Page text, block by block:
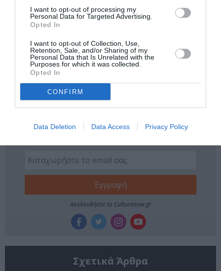
I want to opt-out of processing my
Personal Data for Targeted Advertising.
Opted In
I want to opt-out of Collection, Use,
Retention, Sale, and/or Sharing of my
Personal Data that Is Unrelated with the
Purposes for which it was collected.
Opted In
CONFIRM
Data Deletion Data Access Privacy Policy
Tags
ΔΡΑΜΑ - ΚΟΙΝΩΝΙΚΟ - ΣΥΓΧΡΟΝΟ
ΕΘΝΙΚΟ ΘΕΑΤΡΟ
ΛΥΔΙΑ ΦΩΤΟΠΟΥΛΟΥ
ΟΥΙΛΛΙΑΜ ΣΑΙΞΠΗΡ
ΣΤΕΦΑΝΙΑ ΓΟΥΛΙΩΤΗ
Κάθε βδομάδα στο e-mail σας τα τελευταία νέα για
Ακολουθήστε το Culturenow.gr
Σχετικά Άρθρα